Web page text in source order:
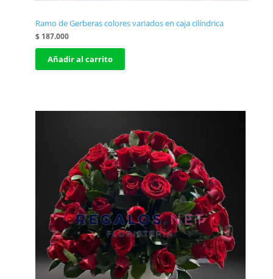
Ramo de Gerberas colores variados en caja cilíndrica
$187.000
Añadir al carrito